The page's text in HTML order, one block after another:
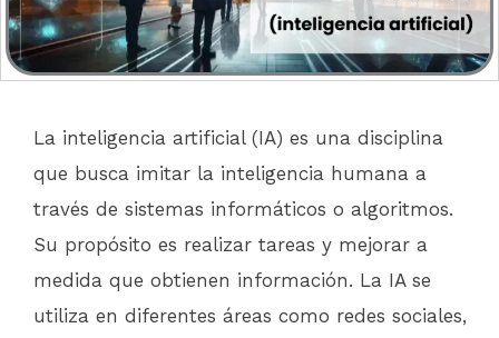
La inteligencia artificial (IA) es una disciplina
que busca imitar la inteligencia humana a
través de sistemas informáticos o algoritmos.
Su propósito es realizar tareas y mejorar a
medida que obtienen información. La IA se
utiliza en diferentes áreas como redes sociales,